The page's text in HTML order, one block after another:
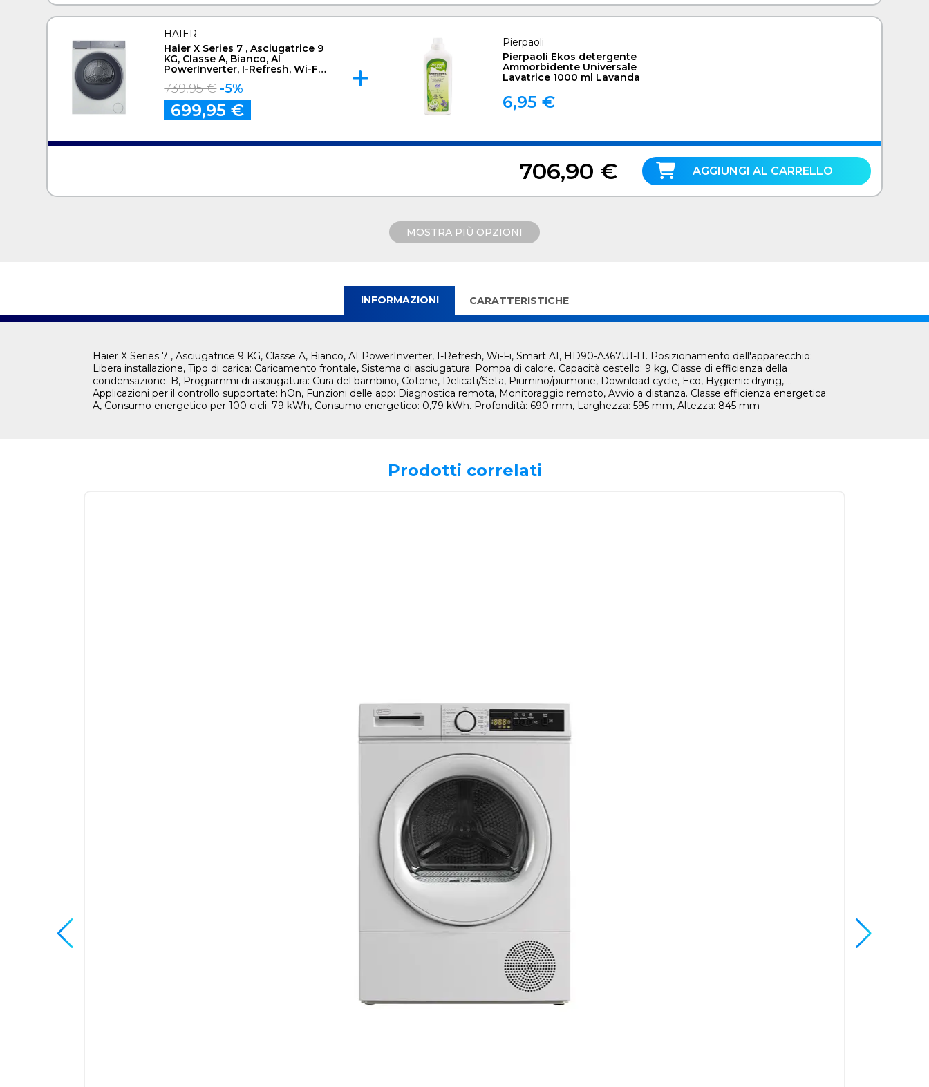
HAIER
Haier X Series 7 , Asciugatrice 9
KG, Classe A, Bianco, AI
PowerInverter, I-Refresh, Wi-Fi,
739,95 € -5%
699,95 €
Pierpaoli
Pierpaoli Ekos detergente
Ammorbidente Universale
Lavatrice 1000 ml Lavanda
6,95 €
706,90 € AGGIUNGI AL CARRELLO
MOSTRA PIÙ OPZIONI
INFORMAZIONI CARATTERISTICHE
Haier X Series 7 , Asciugatrice 9 KG, Classe A, Bianco, AI PowerInverter, I-Refresh, Wi-Fi, Smart AI, HD90-A367U1-IT. Posizionamento dell'apparecchio:
Libera installazione, Tipo di carica: Caricamento frontale, Sistema di asciugatura: Pompa di calore. Capacità cestello: 9 kg, Classe di efficienza della
condensazione: B, Programmi di asciugatura: Cura del bambino, Cotone, Delicati/Seta, Piumino/piumone, Download cycle, Eco, Hygienic drying,....
Applicazioni per il controllo supportate: hOn, Funzioni delle app: Diagnostica remota, Monitoraggio remoto, Avvio a distanza. Classe efficienza energetica:
A, Consumo energetico per 100 cicli: 79 kWh, Consumo energetico: 0,79 kWh. Profondità: 690 mm, Larghezza: 595 mm, Altezza: 845 mm
Prodotti correlati